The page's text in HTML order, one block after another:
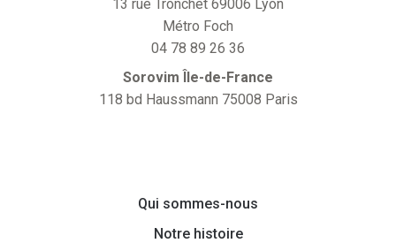
13 rue Tronchet 69006 Lyon
Métro Foch
04 78 89 26 36
Sorovim Île-de-France
118 bd Haussmann 75008 Paris
Qui sommes-nous
Notre histoire